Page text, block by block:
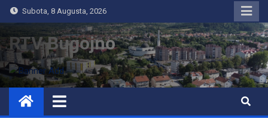
Subota, 8 Augusta, 2026
RTV Bugojno